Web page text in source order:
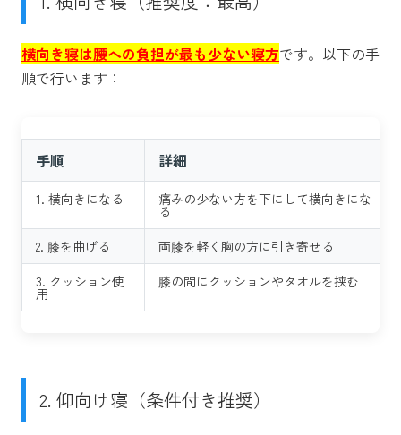
横向き寝は腰への負担が最も少ない寝方です。以下の手
順で行います：
手順 詳細
1. 横向きになる 痛みの少ない方を下にして横向きにな
る
2. 膝を曲げる
両膝を軽く胸の方に引き寄せる
3. クッション使
用
膝の間にクッションやタオルを挟む
2. 仰向け寝（条件付き推奨）